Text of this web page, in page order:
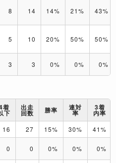
8 14 14% 21% 43%
5 10 20% 50% 50%
3 3 0% 0% 0%
着
下
出走
回数 勝率 連対
率
3着
内率
16 27 15% 30% 41%
0 0 0% 0% 0%